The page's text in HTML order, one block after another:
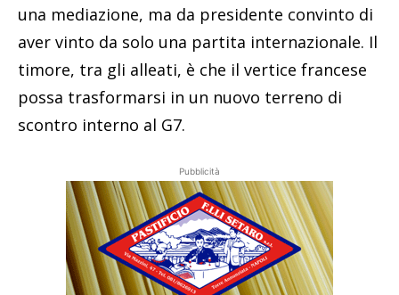
una mediazione, ma da presidente convinto di
aver vinto da solo una partita internazionale. Il
timore, tra gli alleati, è che il vertice francese
possa trasformarsi in un nuovo terreno di
scontro interno al G7.
Pubblicità